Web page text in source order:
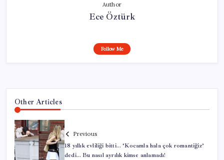
Author
Ece Öztürk
Follow Me
Other Articles
Previous
18 yıllık evliliği bitti… ‘Kocamla hala çok romantiğiz’
dedi… Bu nasıl ayrılık kimse anlamadı!